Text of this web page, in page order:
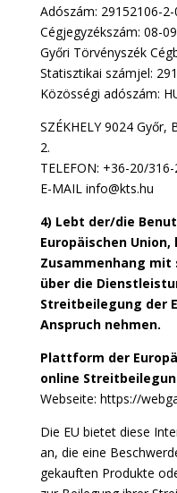
Adószám: 29152106-2-
Cégjegyzékszám: 08-
Győri Törvényszék
Statisztikai számjel:
Közösségi adószám:
SZÉKHELY 9024
2.
TELEFON: +36-20/316-
E-MAIL info@kts.hu
4) Lebt der/die
Europäischen
Zusammenhang mit
über die
Streitbeilegung der
Anspruch nehmen.
Plattform der
online
Webseite: https://
Die EU bietet diese
an, die eine
gekauften Produkte